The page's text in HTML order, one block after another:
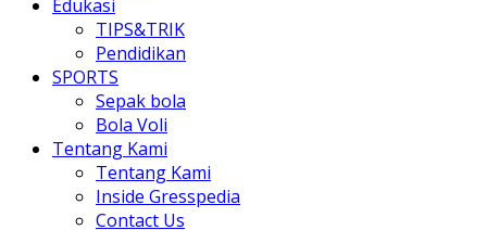
Edukasi
TIPS&TRIK
Pendidikan
SPORTS
Sepak bola
Bola Voli
Tentang Kami
Tentang Kami
Inside Gresspedia
Contact Us